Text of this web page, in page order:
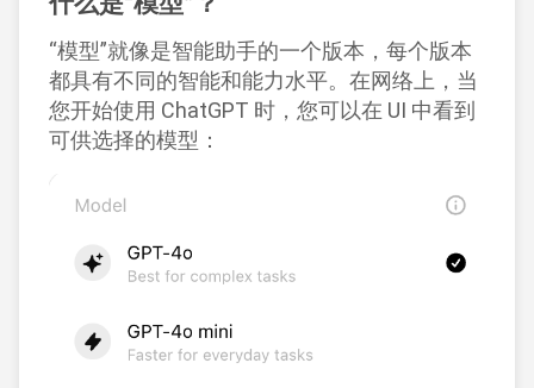
“模型”就像是智能助手的一个版本，每个版本
都具有不同的智能和能力水平。在网络上，当
您开始使用 ChatGPT 时，您可以在 UI 中看到
可供选择的模型：